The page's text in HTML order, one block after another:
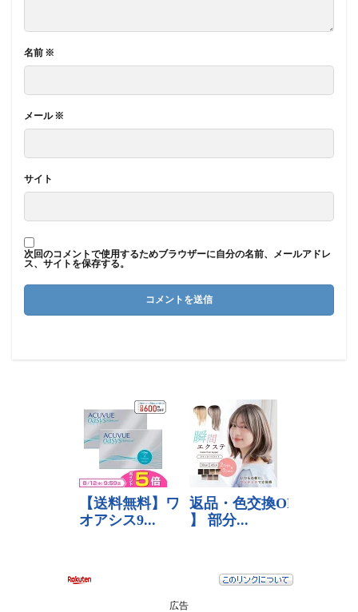
名前 ※
メール※
サイト
次回のコメントで使用するためブラウザーに自分の名前、メールアドレ
ス、サイトを保存する。
広告